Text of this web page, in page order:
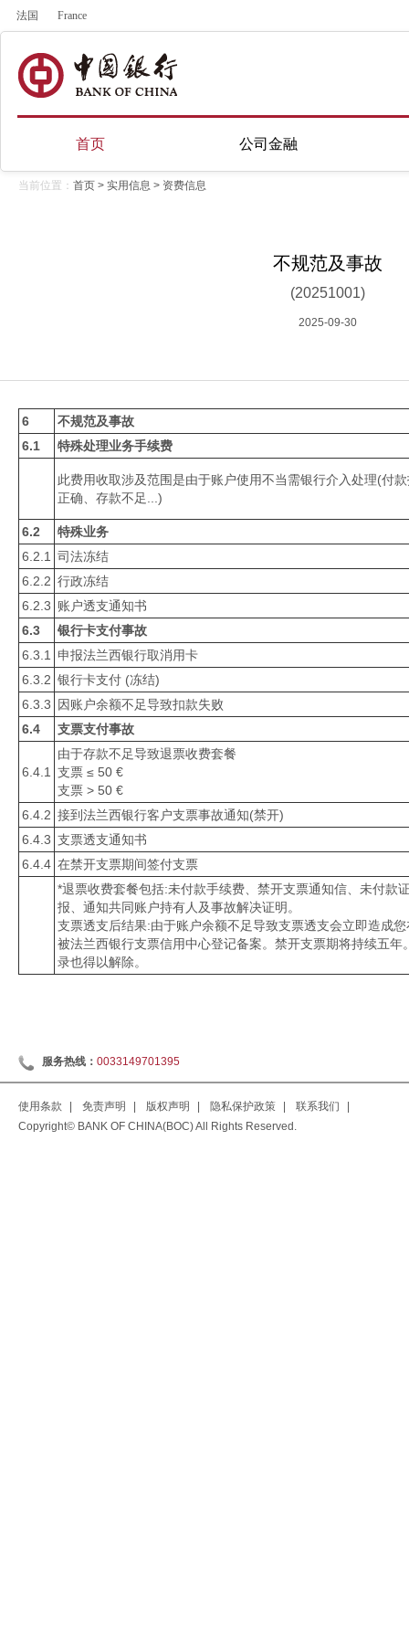
法国 France
首页 公司金融
当前位置： 首页 > 实用信息 > 资费信息
不规范及事故
(20251001)
2025-09-30
6
不规范及事故
6.1
特殊处理业务手续费
此费用收取涉及范围是由于账户使用不当需银行介入处理(付
正确、存款不足...)
6.2
特殊业务
6.2.1
司法冻结
6.2.2 行政冻结
6.2.3 账户透支通知书
6.3
银行卡支付事故
6.3.1
申报法兰西银行取消用卡
6.3.2 银行卡支付 (冻结)
6.3.3
因账户余额不足导致扣款失败
6.4
支票支付事故
6.4.1
由于存款不足导致退票收费套餐
支票 ≤ 50 €
支票 > 50 €
6.4.2 接到法兰西银行客户支票事故通知(禁开)
6.4.3 支票透支通知书
6.4.4 在禁开支票期间签付支票
*退票收费套餐包括:未付款手续费、禁开支票通知信、未付款
报、通知共同账户持有人及事故解决证明。
支票透支后结果:由于账户余额不足导致支票透支会立即造成
被法兰西银行支票信用中心登记备案。禁开支票期将持续五
录也得以解除。
服务热线： 0033149701395
使用条款 免责声明 版权声明 隐私保护政策 联系我们
Copyright© BANK OF CHINA(BOC) All Rights Reserved.